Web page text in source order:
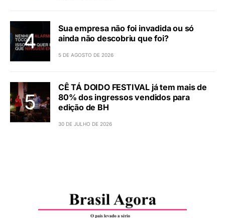
Sua empresa não foi invadida ou só
ainda não descobriu que foi?
5 DE AGOSTO DE 2026
CÊ TÁ DOIDO FESTIVAL já tem mais de
80% dos ingressos vendidos para
edição de BH
30 DE JULHO DE 2026